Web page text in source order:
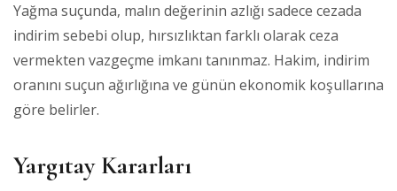
Yağma suçunda, malın değerinin azlığı sadece cezada
indirim sebebi olup, hırsızlıktan farklı olarak ceza
vermekten vazgeçme imkanı tanınmaz. Hakim, indirim
oranını suçun ağırlığına ve günün ekonomik koşullarına
göre belirler.
Yargıtay Kararları